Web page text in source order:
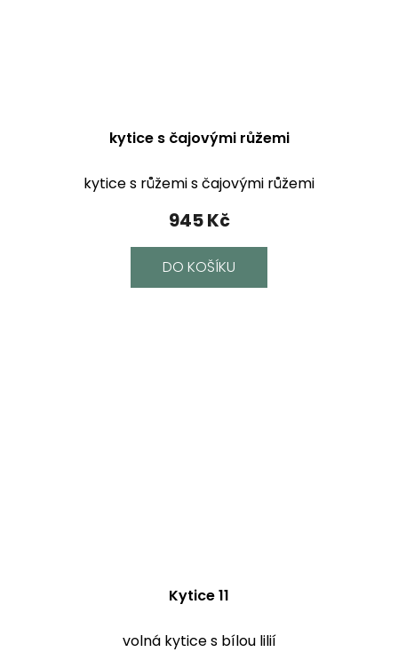
kytice s čajovými růžemi
945 Kč
DO KOŠÍKU
kytice s růžemi s čajovými růžemi
Kytice 11
volná kytice s bílou lilií